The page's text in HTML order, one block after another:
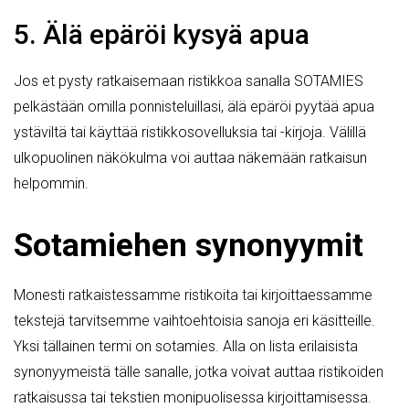
5. Älä epäröi kysyä apua
Jos et pysty ratkaisemaan ristikkoa sanalla SOTAMIES
pelkästään omilla ponnisteluillasi, älä epäröi pyytää apua
ystäviltä tai käyttää ristikkosovelluksia tai -kirjoja. Välillä
ulkopuolinen näkökulma voi auttaa näkemään ratkaisun
helpommin.
Sotamiehen synonyymit
Monesti ratkaistessamme ristikoita tai kirjoittaessamme
tekstejä tarvitsemme vaihtoehtoisia sanoja eri käsitteille.
Yksi tällainen termi on sotamies. Alla on lista erilaisista
synonyymeistä tälle sanalle, jotka voivat auttaa ristikoiden
ratkaisussa tai tekstien monipuolisessa kirjoittamisessa.